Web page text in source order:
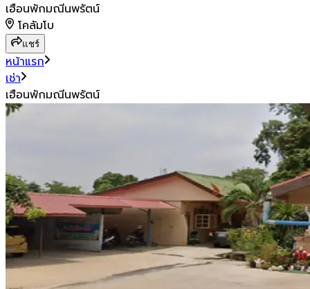
เฮือนพักมณีนพรัตน์
โคลัมโบ
แชร์
หน้าแรก
เช่า
เฮือนพักมณีนพรัตน์